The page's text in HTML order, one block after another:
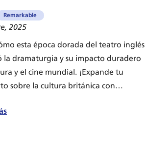
Remarkable
2025
esta época dorada del teatro inglés
la dramaturgia y su impacto duradero
y el cine mundial. ¡Expande tu
sobre la cultura británica con…
: